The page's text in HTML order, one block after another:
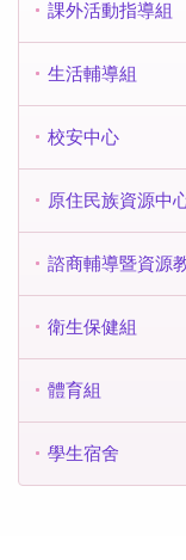
課外活動指導組
生活輔導組
校安中心
原住民族資源中
諮商輔導暨資源
衛生保健組
體育組
學生宿舍